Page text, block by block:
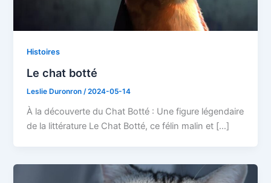
Histoires
Le chat botté
Leslie Duronron/2024-05-14
À la découverte du Chat Botté : Une figure légendaire
de la littérature Le Chat Botté, ce félin malin et […]